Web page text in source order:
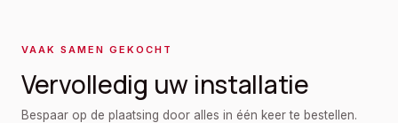
VAAK SAMEN GEKOCHT
Vervolledig uw installatie
Bespaar op de plaatsing door alles in één keer te bestellen.